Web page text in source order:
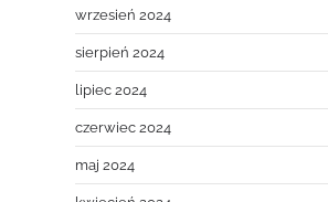
wrzesień 2024
sierpień 2024
lipiec 2024
czerwiec 2024
maj 2024